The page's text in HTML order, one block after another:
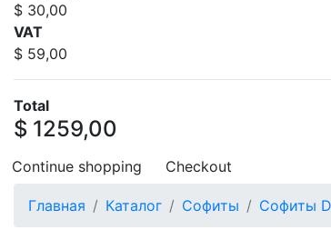
$ 30,00
VAT
$ 59,00
Total
$ 1259,00
Continue shopping Checkout
Главная Каталог Софиты Софиты